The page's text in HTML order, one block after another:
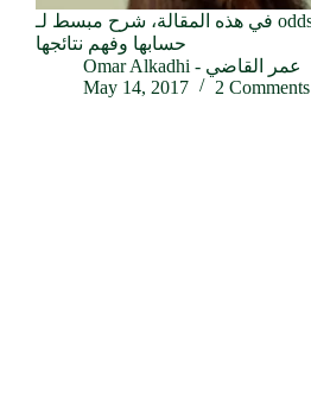
في هذه المقالة، شرح مبسط لـ odds ratio وكيفية
حسابها وفهم نتائجها
Omar Alkadhi - عمر القاضي
May 14, 2017
2 Comments